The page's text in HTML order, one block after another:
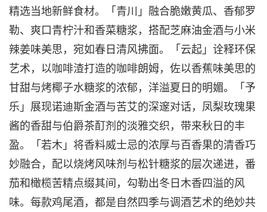
精选当地新鲜食材。「青川」融合脆嫩黄瓜、香郁罗
勒、爽口青柠汁和香菜糖浆，搭配芝麻油金酒与小米
辣姜味美思，宛如春日清风拂面。「云起」诠释环保
艺术，以咖啡渣打造的咖啡朗姆，佐以香蕉味美思的
甘甜与烤椰子水糖浆的浓郁，洋溢夏日的明媚。「予
乐」展现诺迪斯金酒与苦艾的深邃对话，凤梨玫瑰果
酱的香甜与伯爵茶酊剂的淡雅交织，带来秋日的丰
盈。「若木」将香料威士忌的浓厚与百香果的清香巧
妙融合，配以烧烤风味剂与松针糖浆的层次递进，番
茄和橄榄苦精点缀其间，勾勒出冬日木香四溢的风
味。每款鸡尾酒，都是自然四季与调酒艺术的绝妙共